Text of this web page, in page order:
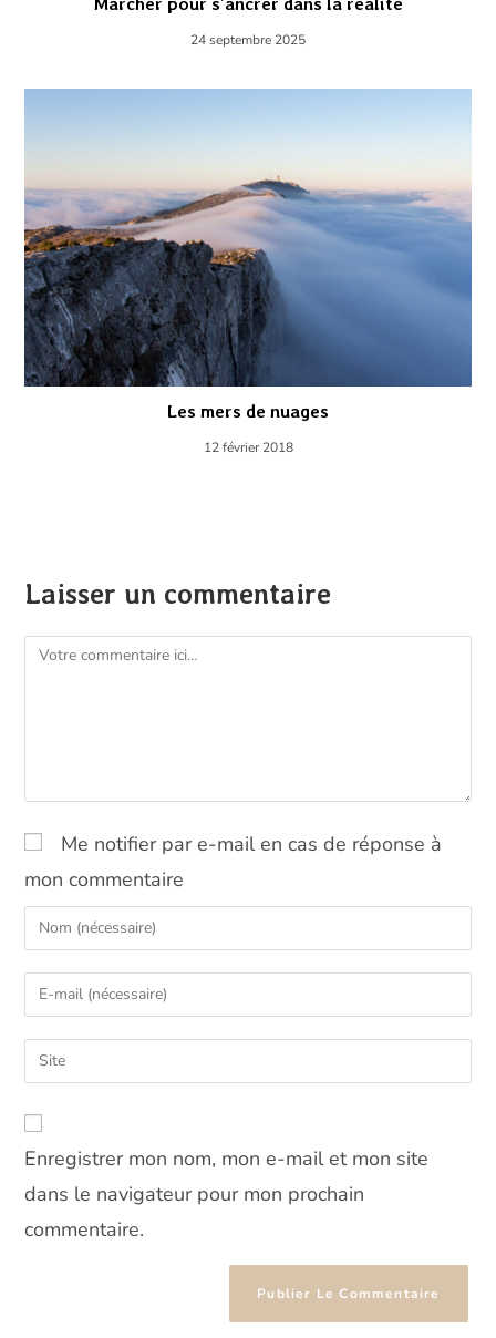
24 septembre 2025
Les mers de nuages
12 février 2018
Laisser un commentaire
Comment
Me notifier par e-mail en cas de réponse à
mon commentaire
Enter
your
name
comment
Enter
your
email
address
Saisir
l’URL
votre
site
(facultatif)
Enregistrer mon nom, mon e-mail et mon site
dans le navigateur pour mon prochain
commentaire.